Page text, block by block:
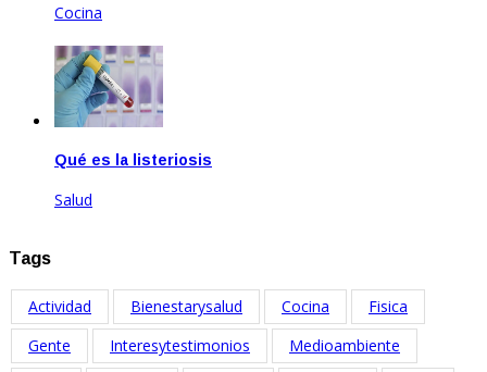
Cocina
Qué es la listeriosis
Salud
Tags
Actividad Bienestarysalud Cocina
Fisica
Gente
Interesytestimonios
Medioambiente